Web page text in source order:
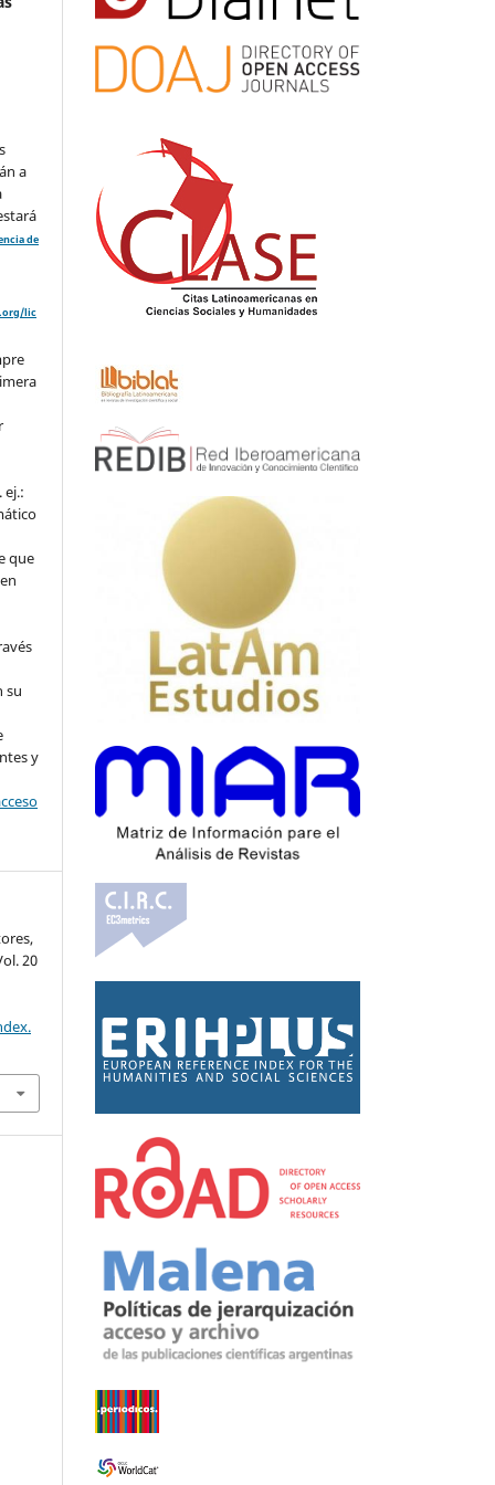
a
de
lic
ej.:
que
su
y
20